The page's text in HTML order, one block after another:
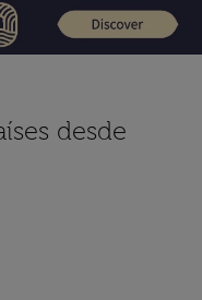
desde